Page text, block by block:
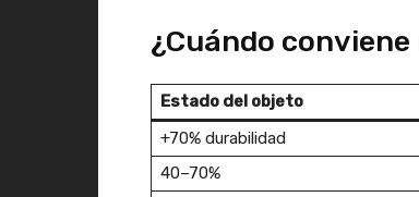
¿Cuándo
Estado del objeto
+70% durabilidad
40–70%